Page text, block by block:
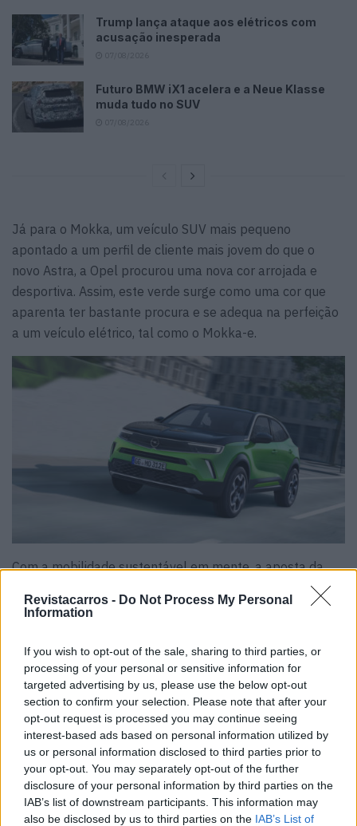
Revistacarros - Do Not Process My Personal
Information
If you wish to opt-out of the sale, sharing to third parties, or
processing of your personal or sensitive information for
targeted advertising by us, please use the below opt-out
section to confirm your selection. Please note that after your
opt-out request is processed you may continue seeing
interest-based ads based on personal information utilized by
us or personal information disclosed to third parties prior to
your opt-out. You may separately opt-out of the further
disclosure of your personal information by third parties on the
IAB’s list of downstream participants. This information may
also be disclosed by us to third parties on the IAB’s List of
Trump lança ataque aos elétricos com
acusação inesperada
Futuro BMW iX1 acelera e a Neue Klasse
muda tudo no SUV
Já para o Mokka, um veículo SUV mais pequeno
apontado a um perfil de cliente mais jovem do que o
novo Astra, a Opel procurou uma nova cor arrojada e
desportiva. Assim, este verde surge como uma cor que
aparenta ter bastante procura e se adequa na perfeição
a um veículo elétrico, tal como o Mokka-e.
Com a mobilidade sustentável em mente, a aposta da
ambientalmente conscientes, mas também por
máximo o impacto da produção dos veículos. Para isto, os
novos Astra e Mokka são pintados através do novo
processo “3-wet, que remove uma etapa completa de
secagem. Isto traduz-se numa poupança de cerca de
2.200 toneladas de CO2 por ano e reduz o consumo de
água em cerca de 1.800 metros cúbicos.
Por: Nuno Freitas Faria